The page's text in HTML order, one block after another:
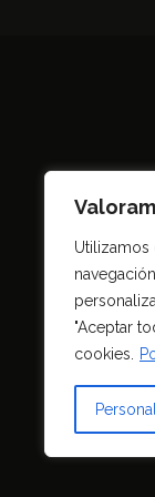
Utilizamos
"Aceptar
cookies.